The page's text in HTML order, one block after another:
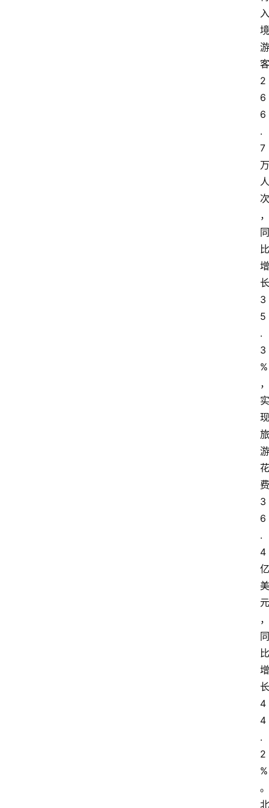
入
境
游
客
2
6
6
.
7
万
人
次
，
同
比
增
长
3
5
.
3
%
，
实
现
旅
游
花
费
3
6
.
4
亿
美
元
，
同
比
增
长
4
4
.
2
%
。
北